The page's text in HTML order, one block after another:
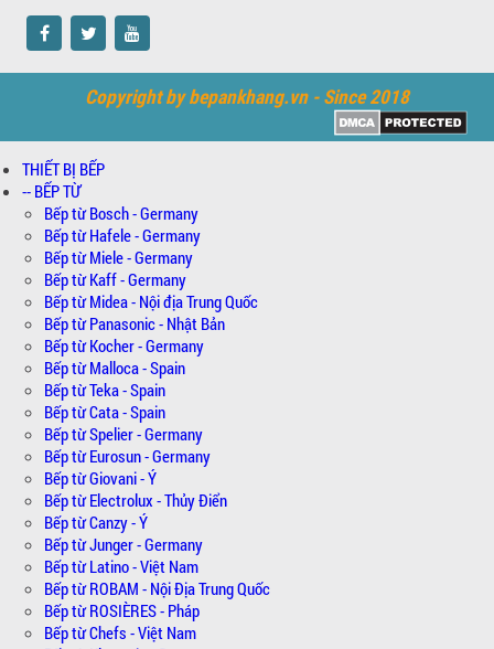
Copyright by bepankhang.vn - Since 2018
THIẾT BỊ BẾP
-- BẾP TỪ
Bếp từ Bosch - Germany
Bếp từ Hafele - Germany
Bếp từ Miele - Germany
Bếp từ Kaff - Germany
Bếp từ Midea - Nội địa Trung Quốc
Bếp từ Panasonic - Nhật Bản
Bếp từ Kocher - Germany
Bếp từ Malloca - Spain
Bếp từ Teka - Spain
Bếp từ Cata - Spain
Bếp từ Spelier - Germany
Bếp từ Eurosun - Germany
Bếp từ Giovani - Ý
Bếp từ Electrolux - Thủy Điển
Bếp từ Canzy - Ý
Bếp từ Junger - Germany
Bếp từ Latino - Việt Nam
Bếp từ ROBAM - Nội Địa Trung Quốc
Bếp từ ROSIÈRES - Pháp
Bếp từ Chefs - Việt Nam